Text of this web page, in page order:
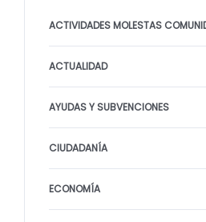
ACTIVIDADES MOLESTAS
ACTUALIDAD
AYUDAS Y SUBVENCIONES
CIUDADANÍA
ECONOMÍA